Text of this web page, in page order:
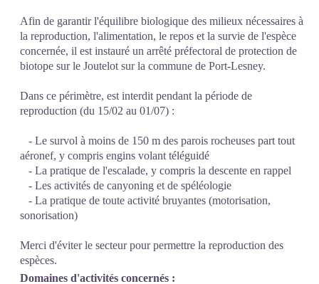
Afin de garantir l'équilibre biologique des milieux nécessaires à
la reproduction, l'alimentation, le repos et la survie de l'espèce
concernée, il est instauré un arrêté préfectoral de protection de
biotope sur le Joutelot sur la commune de Port-Lesney.
Dans ce périmètre, est interdit pendant la période de
reproduction (du 15/02 au 01/07) :
- Le survol à moins de 150 m des parois rocheuses part tout
aéronef, y compris engins volant téléguidé
- La pratique de l'escalade, y compris la descente en rappel
- Les activités de canyoning et de spéléologie
- La pratique de toute activité bruyantes (motorisation,
sonorisation)
Merci d'éviter le secteur pour permettre la reproduction des
espèces.
Domaines d'activités concernés :